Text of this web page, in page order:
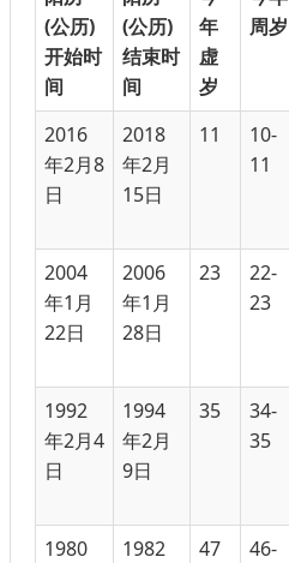
(公历)
开始时
间
(公历)
结束时
间
年
虚
岁
周岁
2016
年2月8
日
2018
年2月
15日
11
10-
11
2004
年1月
22日
2006
年1月
28日
23
22-
23
1992
年2月4
日
1994
年2月
9日
35
34-
35
1980
1982
47
46-